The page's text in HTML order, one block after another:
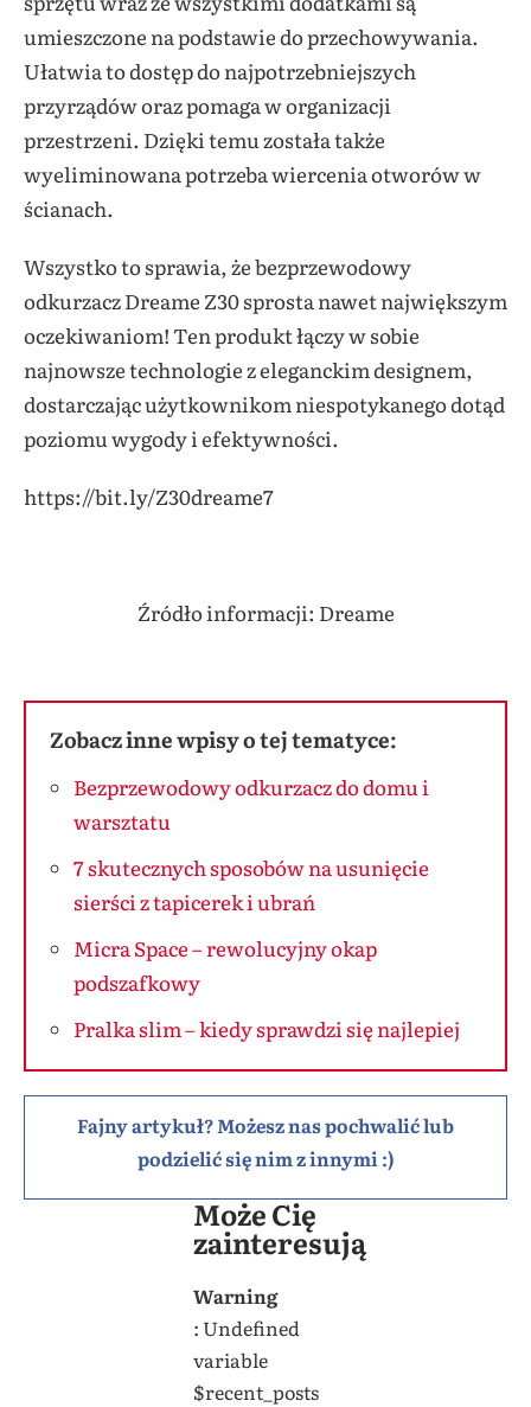
umieszczone na podstawie do przechowywania.
Ułatwia to dostęp do najpotrzebniejszych
przyrządów oraz pomaga w organizacji
przestrzeni. Dzięki temu została także
wyeliminowana potrzeba wiercenia otworów w
ścianach.
Wszystko to sprawia, że bezprzewodowy
odkurzacz Dreame Z30 sprosta nawet największym
oczekiwaniom! Ten produkt łączy w sobie
najnowsze technologie z eleganckim designem,
dostarczając użytkownikom niespotykanego dotąd
poziomu wygody i efektywności.
https://bit.ly/Z30dreame7
Źródło informacji: Dreame
Zobacz inne wpisy o tej tematyce:
Bezprzewodowy odkurzacz do domu i
warsztatu
7 skutecznych sposobów na usunięcie
sierści z tapicerek i ubrań
Micra Space – rewolucyjny okap
podszafkowy
Pralka slim – kiedy sprawdzi się najlepiej
Fajny artykuł? Możesz nas pochwalić lub
podzielić się nim z innymi :)
Może Cię
zainteresują
Warning
: Undefined
variable
$recent_posts